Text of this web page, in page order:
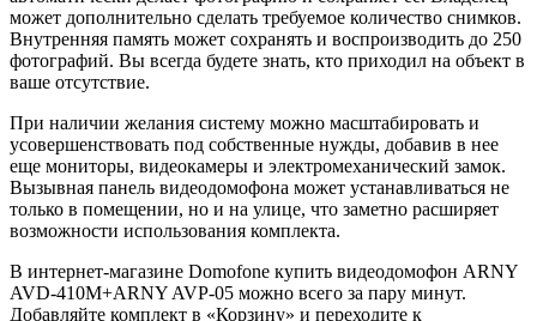
может дополнительно сделать требуемое количество снимков.
Внутренняя память может сохранять и воспроизводить до 250
фотографий. Вы всегда будете знать, кто приходил на объект в
ваше отсутствие.
При наличии желания систему можно масштабировать и
усовершенствовать под собственные нужды, добавив в нее
еще мониторы, видеокамеры и электромеханический замок.
Вызывная панель видеодомофона может устанавливаться не
только в помещении, но и на улице, что заметно расширяет
возможности использования комплекта.
В интернет-магазине Domofone купить видеодомофон ARNY
AVD-410M+ARNY AVP-05 можно всего за пару минут.
Добавляйте комплект в «Корзину» и переходите к